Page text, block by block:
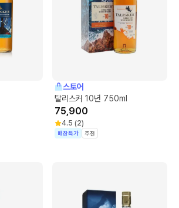
스토어
탈리스커 10년 750ml
75,900
4.5 (2)
매장특가 추천